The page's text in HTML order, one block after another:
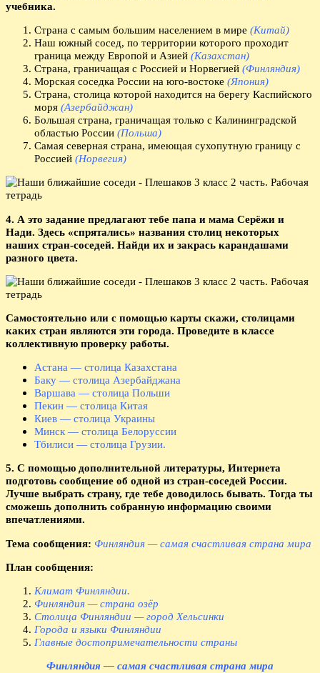
учебника.
Страна с самым большим населением в мире (Китай)
Наш южный сосед, по территории которого проходит
граница между Европой и Азией (Казахстан)
Страна, граничащая с Россией и Норвегией (Финляндия)
Морская соседка России на юго-востоке (Япония)
Страна, столица которой находится на берегу Каспийского
моря (Азербайджан)
Большая страна, граничащая только с Калининградской
областью России (Польша)
Самая северная страна, имеющая сухопутную границу с
Россией (Норвегия)
4. А это задание предлагают тебе папа и мама Серёжи и
Нади. Здесь «спрятались» названия столиц некоторых
наших стран-соседей. Найди их и закрась карандашами
разного цвета.
Самостоятельно или с помощью карты скажи, столицами
каких стран являются эти города. Проведите в классе
коллективную проверку работы.
Астана — столица Казахстана
Баку — столица Азербайджана
Варшава — столица Польши
Пекин — столица Китая
Киев — столица Украины
Минск — столица Белоруссии
Тбилиси — столица Грузии.
5. С помощью дополнительной литературы, Интернета
подготовь сообщение об одной из стран-соседей России.
Лучше выбрать страну, где тебе доводилось бывать. Тогда ты
сможешь дополнить собранную информацию своими
впечатлениями.
Тема сообщения: Финляндия — самая счастливая страна мира
План сообщения:
Климат Финляндии.
Финляндия — страна озёр
Столица Финляндии — город Хельсинки
Города и языки Финляндии
Главные достопримечательности страны
Финляндия — самая счастливая страна мира